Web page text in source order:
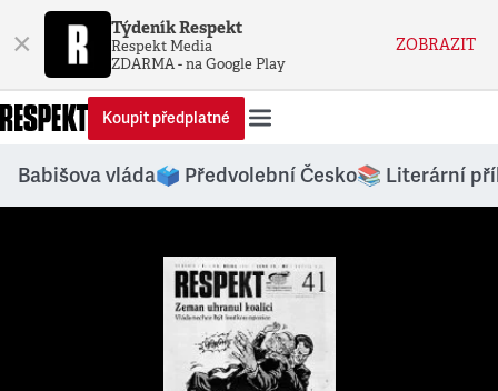
× Týdeník Respekt
Respekt Media
ZDARMA - na Google Play
ZOBRAZIT
Koupit předplatné
Babišova vláda🗳️ Předvolební Česko📚 Literární